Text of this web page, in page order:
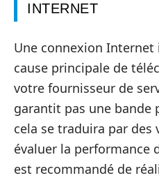
INTERNET
Une connexion
cause principale de
votre fournisseur de
garantit pas une bande
cela se traduira par des
évaluer la performance
est recommandé de